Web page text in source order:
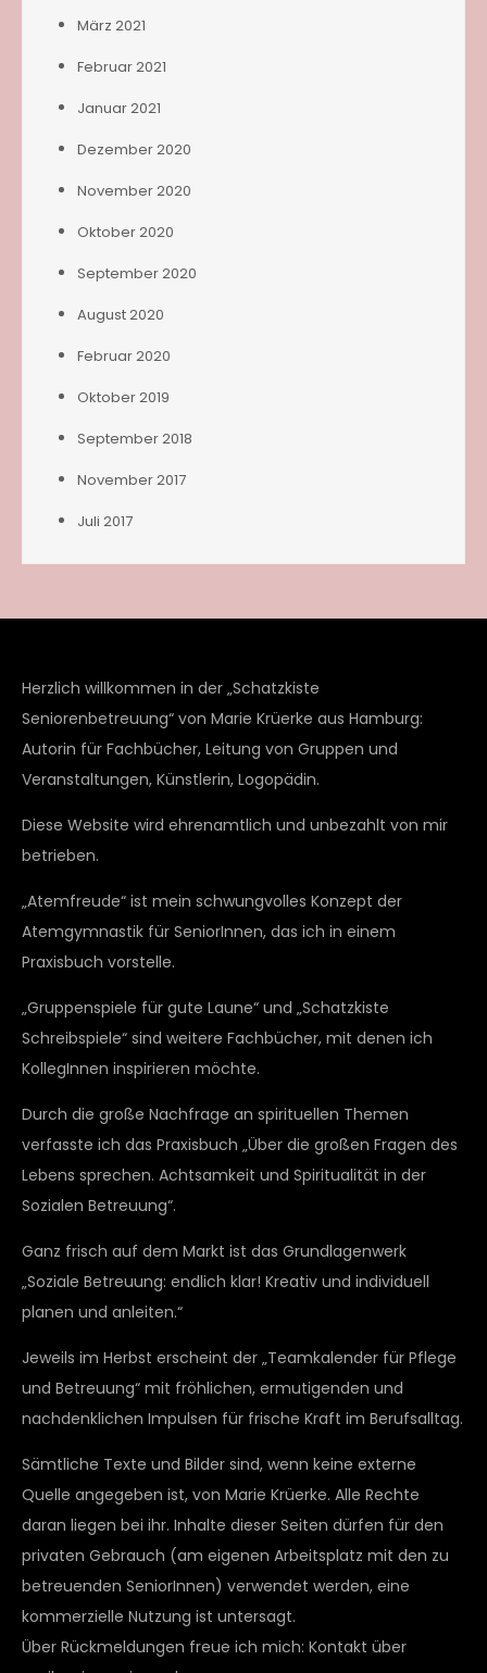
März 2021
Februar 2021
Januar 2021
Dezember 2020
November 2020
Oktober 2020
September 2020
August 2020
Februar 2020
Oktober 2019
September 2018
November 2017
Juli 2017
Herzlich willkommen in der „Schatzkiste
Seniorenbetreuung“ von Marie Krüerke aus Hamburg:
Autorin für Fachbücher, Leitung von Gruppen und
Veranstaltungen, Künstlerin, Logopädin.
Diese Website wird ehrenamtlich und unbezahlt von mir
betrieben.
„Atemfreude“ ist mein schwungvolles Konzept der
Atemgymnastik für SeniorInnen, das ich in einem
Praxisbuch vorstelle.
„Gruppenspiele für gute Laune“ und „Schatzkiste
Schreibspiele“ sind weitere Fachbücher, mit denen ich
KollegInnen inspirieren möchte.
Durch die große Nachfrage an spirituellen Themen
verfasste ich das Praxisbuch „Über die großen Fragen des
Lebens sprechen. Achtsamkeit und Spiritualität in der
Sozialen Betreuung“.
Ganz frisch auf dem Markt ist das Grundlagenwerk
„Soziale Betreuung: endlich klar! Kreativ und individuell
planen und anleiten.“
Jeweils im Herbst erscheint der „Teamkalender für Pflege
und Betreuung“ mit fröhlichen, ermutigenden und
nachdenklichen Impulsen für frische Kraft im Berufsalltag.
Sämtliche Texte und Bilder sind, wenn keine externe
Quelle angegeben ist, von Marie Krüerke. Alle Rechte
daran liegen bei ihr. Inhalte dieser Seiten dürfen für den
privaten Gebrauch (am eigenen Arbeitsplatz mit den zu
betreuenden SeniorInnen) verwendet werden, eine
kommerzielle Nutzung ist untersagt.
Über Rückmeldungen freue ich mich: Kontakt über